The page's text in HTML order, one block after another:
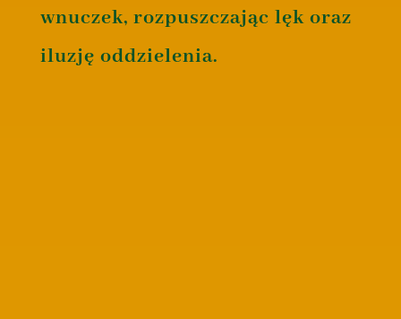
wnuczek, rozpuszczając lęk oraz
iluzję oddzielenia.